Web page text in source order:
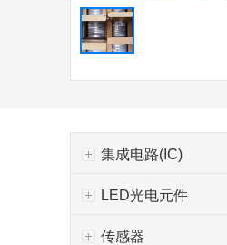
集成电路(IC)
LED光电元件
传感器